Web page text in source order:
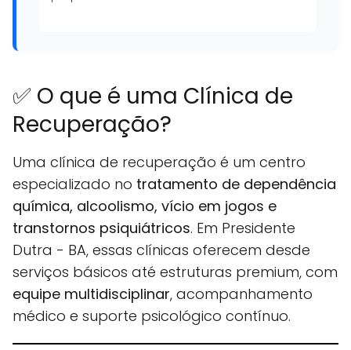
✅ O que é uma Clínica de
Recuperação?
Uma clínica de recuperação é um centro
especializado no tratamento de dependência
química, alcoolismo, vício em jogos e
transtornos psiquiátricos. Em Presidente
Dutra - BA, essas clínicas oferecem desde
serviços básicos até estruturas premium, com
equipe multidisciplinar, acompanhamento
médico e suporte psicológico contínuo.